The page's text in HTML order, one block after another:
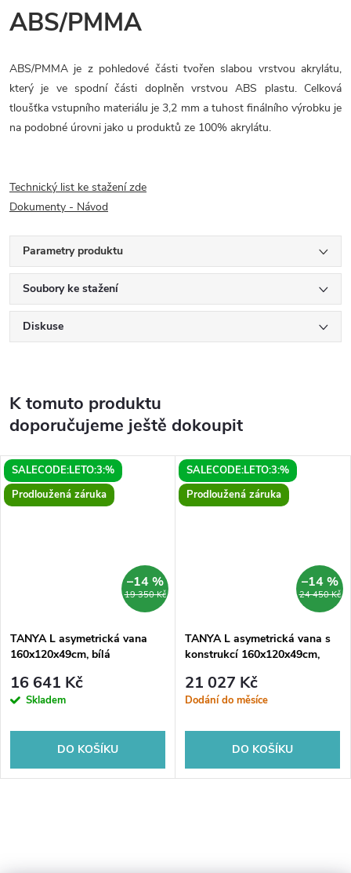
ABS/PMMA
ABS/PMMA je z pohledové části tvořen slabou vrstvou akrylátu,
který je ve spodní části doplněn vrstvou ABS plastu. Celková
tloušťka vstupního materiálu je 3,2 mm a tuhost finálního výrobku je
na podobné úrovni jako u produktů ze 100% akrylátu.
Technický list ke stažení zde
Dokumenty - Návod
Parametry produktu
Soubory ke stažení
Diskuse
K tomuto produktu
doporučujeme ještě dokoupit
SALECODE:LETO:3:%
Prodloužená záruka
19 350 Kč
–14 %
TANYA L asymetrická vana
160x120x49cm, bílá
16 641 Kč
Skladem
DO KOŠÍKU
SALECODE:LETO:3:%
Prodloužená záruka
24 450 Kč
–14 %
TANYA L asymetrická vana s
konstrukcí 160x120x49cm,
21 027 Kč
Dodání do měsíce
DO KOŠÍKU